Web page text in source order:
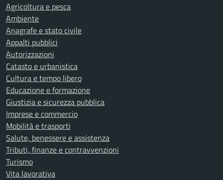
Agricoltura e pesca
Ambiente
Anagrafe e stato civile
Appalti pubblici
Autorizzazioni
Catasto e urbanistica
Cultura e tempo libero
Educazione e formazione
Giustizia e sicurezza pubblica
Imprese e commercio
Mobilità e trasporti
Salute, benessere e assistenza
Tributi, finanze e contravvenzioni
Turismo
Vita lavorativa